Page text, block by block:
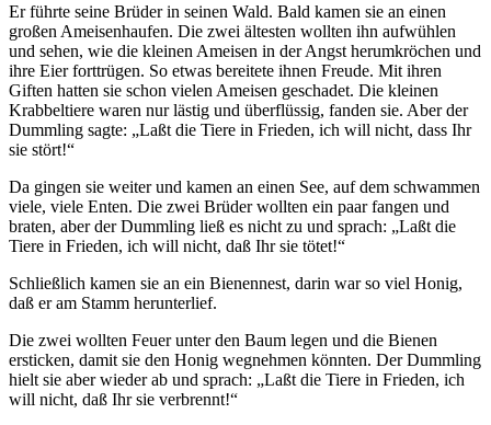
Er führte seine Brüder in seinen Wald. Bald kamen sie an einen
großen Ameisenhaufen. Die zwei ältesten wollten ihn aufwühlen
und sehen, wie die kleinen Ameisen in der Angst herumkröchen und
ihre Eier forttrügen. So etwas bereitete ihnen Freude. Mit ihren
Giften hatten sie schon vielen Ameisen geschadet. Die kleinen
Krabbeltiere waren nur lästig und überflüssig, fanden sie. Aber der
Dummling sagte: „Laßt die Tiere in Frieden, ich will nicht, dass Ihr
sie stört!“
Da gingen sie weiter und kamen an einen See, auf dem schwammen
viele, viele Enten. Die zwei Brüder wollten ein paar fangen und
braten, aber der Dummling ließ es nicht zu und sprach: „Laßt die
Tiere in Frieden, ich will nicht, daß Ihr sie tötet!“
Schließlich kamen sie an ein Bienennest, darin war so viel Honig,
daß er am Stamm herunterlief.
Die zwei wollten Feuer unter den Baum legen und die Bienen
ersticken, damit sie den Honig wegnehmen könnten. Der Dummling
hielt sie aber wieder ab und sprach: „Laßt die Tiere in Frieden, ich
will nicht, daß Ihr sie verbrennt!“